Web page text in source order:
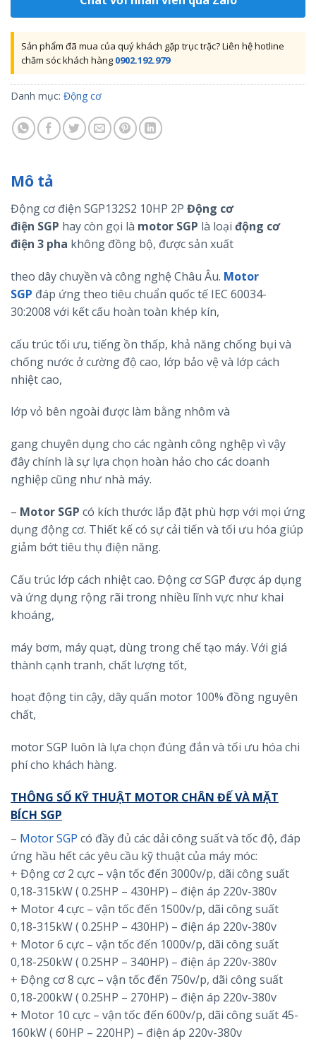
Sản phẩm đã mua của quý khách gặp trục trặc? Liên hệ hotline
chăm sóc khách hàng 0902.192.979
Danh mục: Động cơ
Mô tả
Động cơ điện SGP132S2 10HP 2P Động cơ
điện SGP hay còn gọi là motor SGP là loại động cơ
điện 3 pha không đồng bộ, được sản xuất
theo dây chuyền và công nghệ Châu Âu. Motor
SGP đáp ứng theo tiêu chuẩn quốc tế IEC 60034-
30:2008 với kết cấu hoàn toàn khép kín,
cấu trúc tối ưu, tiếng ồn thấp, khả năng chống bụi và
chống nước ở cường độ cao, lớp bảo vệ và lớp cách
nhiệt cao,
lớp vỏ bên ngoài được làm bằng nhôm và
gang chuyên dụng cho các ngành công nghệp vì vậy
đây chính là sự lựa chọn hoàn hảo cho các doanh
nghiệp cũng như nhà máy.
– Motor SGP có kích thước lắp đặt phù hợp với mọi ứng
dụng động cơ. Thiết kế có sự cải tiến và tối ưu hóa giúp
giảm bớt tiêu thụ điện năng.
Cấu trúc lớp cách nhiệt cao. Động cơ SGP được áp dụng
và ứng dụng rộng rãi trong nhiều lĩnh vực như khai
khoáng,
máy bơm, máy quạt, dùng trong chế tạo máy. Với giá
thành cạnh tranh, chất lượng tốt,
hoạt động tin cậy, dây quấn motor 100% đồng nguyên
chất,
motor SGP luôn là lựa chọn đúng đắn và tối ưu hóa chi
phí cho khách hàng.
THÔNG SỐ KỸ THUẬT MOTOR CHÂN ĐẾ VÀ MẶT
BÍCH SGP
– Motor SGP có đầy đủ các dải công suất và tốc độ, đáp
ứng hầu hết các yêu cầu kỹ thuật của máy móc:
+ Động cơ 2 cực – vận tốc đến 3000v/p, dãi công suất
0,18-315kW ( 0.25HP – 430HP) – điện áp 220v-380v
+ Motor 4 cực – vận tốc đến 1500v/p, dãi công suất
0,18-315kW ( 0.25HP – 430HP) – điện áp 220v-380v
+ Motor 6 cực – vận tốc đến 1000v/p, dãi công suất
0,18-250kW ( 0.25HP – 340HP) – điện áp 220v-380v
+ Động cơ 8 cực – vận tốc đến 750v/p, dãi công suất
0,18-200kW ( 0.25HP – 270HP) – điện áp 220v-380v
+ Motor 10 cực – vận tốc đến 600v/p, dãi công suất 45-
160kW ( 60HP – 220HP) – điện áp 220v-380v